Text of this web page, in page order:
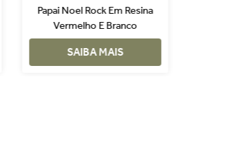
Papai Noel Rock Em Resina
Vermelho E Branco
SAIBA MAIS